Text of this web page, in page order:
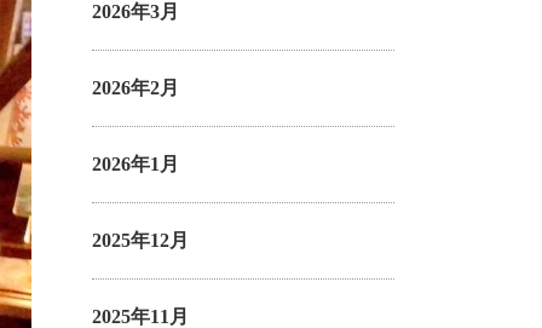
2026年3月
2026年2月
2026年1月
2025年12月
2025年11月